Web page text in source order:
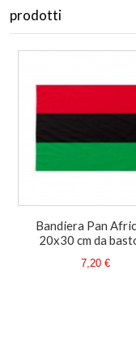
prodotti
Bandiera Pan
20x30 cm da
7,20 €